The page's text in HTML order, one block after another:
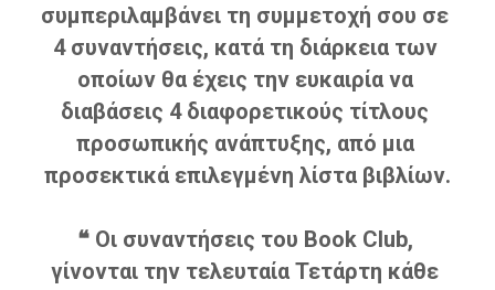
συμπεριλαμβάνει τη συμμετοχή σου σε
4 συναντήσεις, κατά τη διάρκεια των
οποίων θα έχεις την ευκαιρία να
διαβάσεις 4 διαφορετικούς τίτλους
προσωπικής ανάπτυξης, από μια
προσεκτικά επιλεγμένη λίστα βιβλίων.
❝ Οι συναντήσεις του Book Club,
γίνονται την τελευταία Τετάρτη κάθε